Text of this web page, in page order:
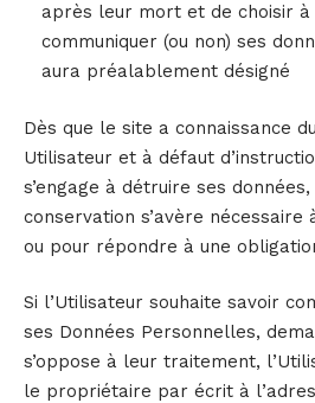
après leur mort et de choisir à
communiquer (ou non) ses
aura préalablement désigné
Dès que le site a connaissance
Utilisateur et à défaut
s’engage à détruire ses
conservation s’avère
ou pour répondre à une
Si l’Utilisateur souhaite savoir
ses Données Personnelles,
s’oppose à leur traitement,
le propriétaire par écrit à